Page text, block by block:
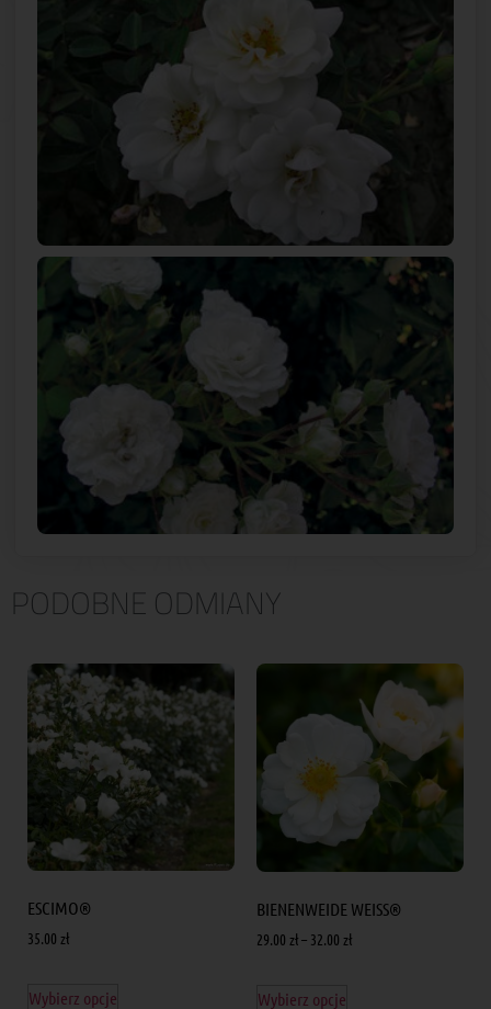
PODOBNE ODMIANY
ESCIMO®
35.00 zł
Wybierz opcje
BIENENWEIDE WEISS®
29.00 zł– 32.00 zł
Wybierz opcje